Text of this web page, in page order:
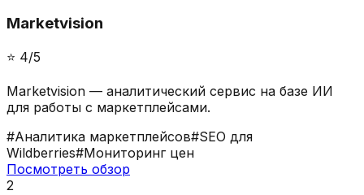
Marketvision
⭐️ 4/5
Marketvision — аналитический сервис на базе ИИ
для работы с маркетплейсами.
#Аналитика маркетплейсов#SEO для
Wildberries#Мониторинг цен
Посмотреть обзор
2